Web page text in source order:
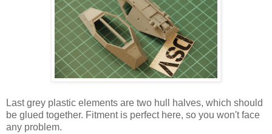
Last grey plastic elements are two hull halves, which should
be glued together. Fitment is perfect here, so you won't face
any problem.